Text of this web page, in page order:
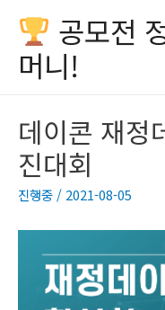
공모전
머니!
데이콘 재정
진대회
진행중 / 2021-08-05